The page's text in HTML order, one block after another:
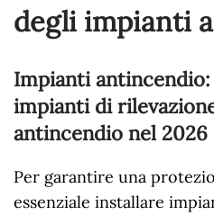
degli impianti
Impianti antincendio:
impianti di
antincendio nel 2026
Per garantire una
essenziale installare